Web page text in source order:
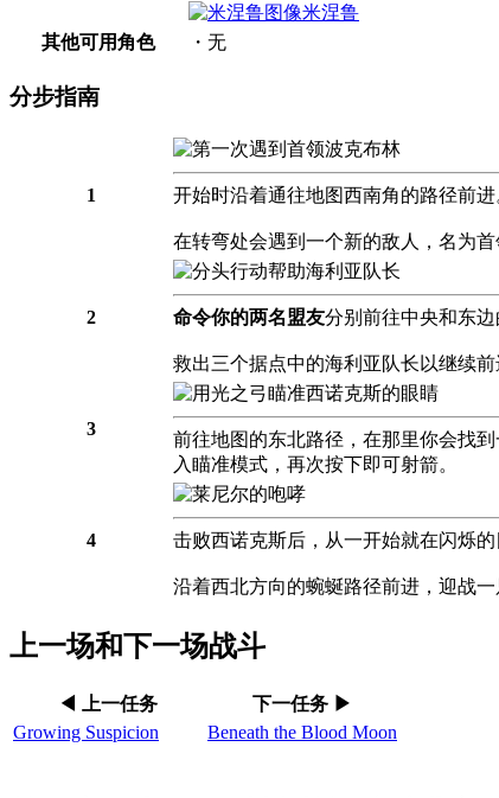
米涅鲁
其他可用角色
・无
分步指南
1 开始时沿着通往地图西南角的路径前
在转弯处会遇到一个新的敌人，名为
2 命令你的两名盟友分别前往中央和东
救出三个据点中的海利亚队长以继续前
3
前往地图的东北路径，在那里你会找
入瞄准模式，再次按下即可射箭。
4 击败西诺克斯后，从一开始就在闪烁的
沿着西北方向的蜿蜒路径前进，迎战
上一场和下一场战斗
◀ 上一任务
下一任务 ▶
Growing Suspicion
Beneath the Blood Moon